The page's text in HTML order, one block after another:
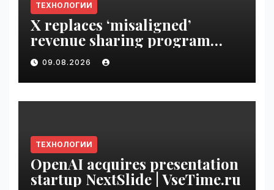
ТЕХНОЛОГИИ
X replaces ‘misaligned’
revenue sharing program
with Original Content
Rewards | VseTime.ru
09.08.2026
ТЕХНОЛОГИИ
OpenAI acquires presentation
startup NextSlide | VseTime.ru